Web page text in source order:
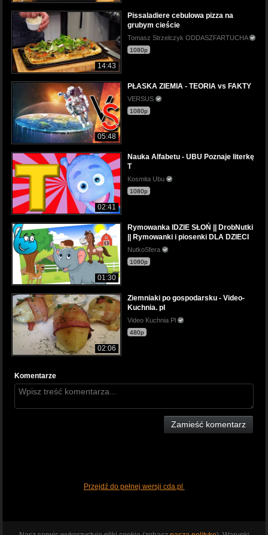
14:43
Pissaladiere cebulowa pizza na
grubym cieście
Tomasz Strzelczyk ODDASZFARTUCHA
1080p
05:48
PŁASKA ZIEMIA - TEORIA vs FAKTY
VERSUS
1080p
02:41
Nauka Alfabetu - UBU Poznaje literkę
T
Kosmita Ubu
1080p
01:30
Rymowanka IDZIE SŁOŃ || DrobNutki
|| Rymowanki i piosenki DLA DZIECI
NutkoSfera
1080p
02:06
Ziemniaki po gospodarsku - Video-
Kuchnia. pl
Video Kuchnia Pl
480p
Komentarze
Zamieść komentarz
Przejdź do pełnej wersji cda.pl